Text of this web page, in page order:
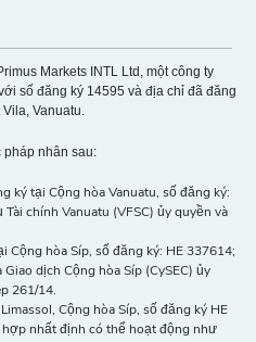
Markets INTL Ltd, một công ty
số đăng ký 14595 và địa chỉ đã đăng
Vanuatu.
pháp nhân sau:
ký tại Cộng hòa Vanuatu, số đăng ký:
chính Vanuatu (VFSC) ủy quyền và
Cộng hòa Síp, số đăng ký: HE 337614;
dịch Cộng hòa Síp (CySEC) ủy
261/14.
Cộng hòa Síp, số đăng ký HE
nhất định có thể hoạt động như